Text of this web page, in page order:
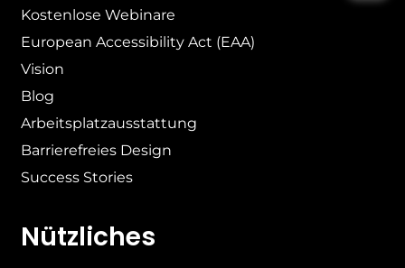
Kostenlose Webinare
European Accessibility Act (EAA)
Vision
Blog
Arbeitsplatzausstattung
Barrierefreies Design
Success Stories
Nützliches